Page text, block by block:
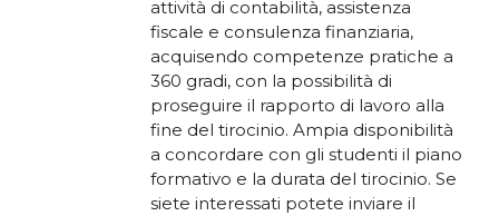
attività di contabilità, assistenza
fiscale e consulenza finanziaria,
acquisendo competenze pratiche a
360 gradi, con la possibilità di
proseguire il rapporto di lavoro alla
fine del tirocinio. Ampia disponibilità
a concordare con gli studenti il piano
formativo e la durata del tirocinio. Se
siete interessati potete inviare il